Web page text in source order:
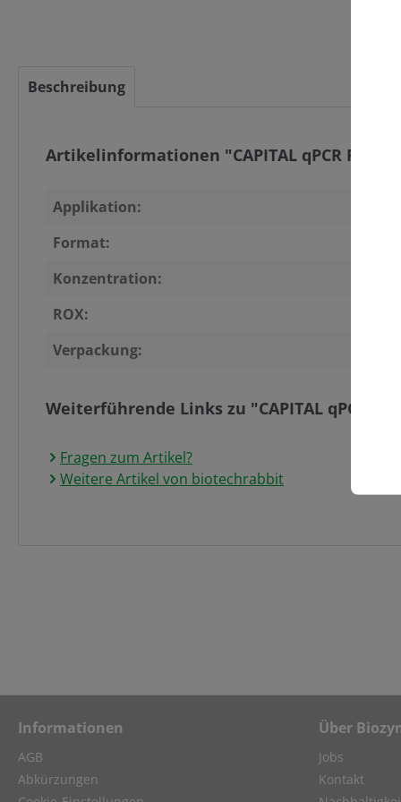
Beschreibung
Artikelinformationen "CAPITAL qPCR Probe
Applikation:
Format:
Konzentration:
ROX:
Verpackung:
Weiterführende Links zu "CAPITAL qPCR
Fragen zum Artikel?
Weitere Artikel von biotechrabbit
Informationen
AGB
Abkürzungen
Über
Jobs
Kontakt